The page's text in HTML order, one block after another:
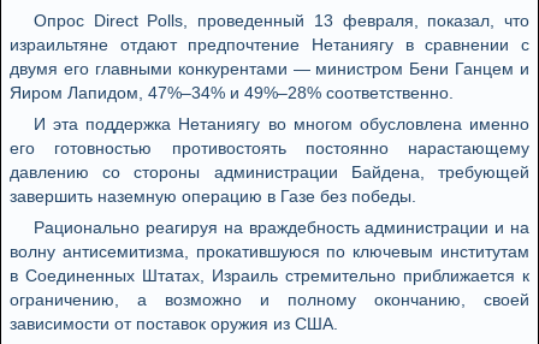
Опрос Direct Polls, проведенный 13 февраля, показал, что
израильтяне отдают предпочтение Нетаниягу в сравнении с
двумя его главными конкурентами — министром Бени Ганцем и
Яиром Лапидом, 47%–34% и 49%–28% соответственно.
И эта поддержка Нетаниягу во многом обусловлена именно
его готовностью противостоять постоянно нарастающему
давлению со стороны администрации Байдена, требующей
завершить наземную операцию в Газе без победы.
Рационально реагируя на враждебность администрации и на
волну антисемитизма, прокатившуюся по ключевым институтам
в Соединенных Штатах, Израиль стремительно приближается к
ограничению, а возможно и полному окончанию, своей
зависимости от поставок оружия из США.